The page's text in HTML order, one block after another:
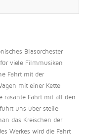
Blasorchester
viele Filmmusiken
Fahrt mit der
mit einer Kette
rasante Fahrt mit all den
uns über steile
das Kreischen der
Werkes wird die Fahrt